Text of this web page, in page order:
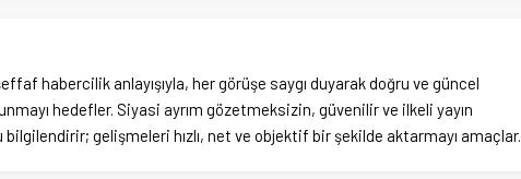
habercilik anlayışıyla, her görüşe saygı duyarak doğru ve güncel
hedefler. Siyasi ayrım gözetmeksizin, güvenilir ve ilkeli yayın
gelişmeleri hızlı, net ve objektif bir şekilde aktarmayı amaçlar.